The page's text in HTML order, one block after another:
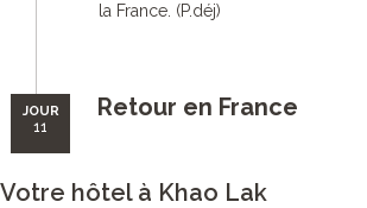
la France. (P.déj)
JOUR
11
Retour en France
Votre hôtel à Khao Lak